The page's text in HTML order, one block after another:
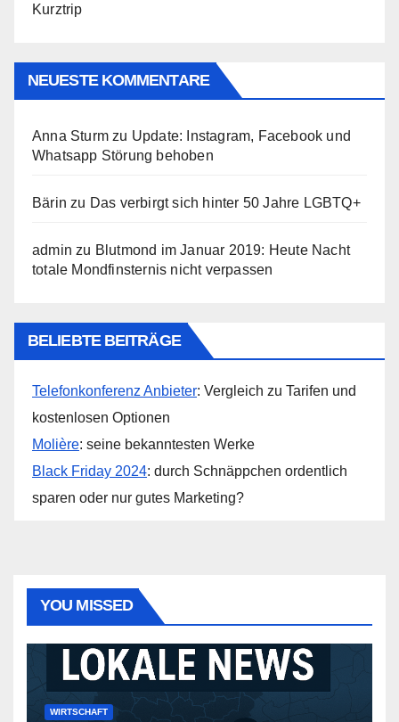
Kurztrip
NEUESTE KOMMENTARE
Anna Sturm zu Update: Instagram, Facebook und
Whatsapp Störung behoben
Bärin zu Das verbirgt sich hinter 50 Jahre LGBTQ+
admin zu Blutmond im Januar 2019: Heute Nacht
totale Mondfinsternis nicht verpassen
BELIEBTE BEITRÄGE
Telefonkonferenz Anbieter: Vergleich zu Tarifen und
kostenlosen Optionen
Molière: seine bekanntesten Werke
Black Friday 2024: durch Schnäppchen ordentlich
sparen oder nur gutes Marketing?
YOU MISSED
WIRTSCHAFT